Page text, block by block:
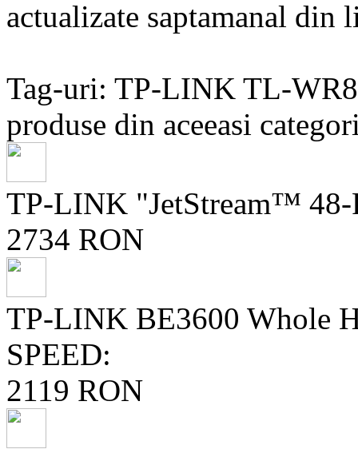
actualizate saptamanal
Tag-uri: TP-LINK TL-
produse din aceeasi
TP-LINK "JetStream™ 48-
2734 RON
TP-LINK BE3600 Whole
SPEED:
2119 RON